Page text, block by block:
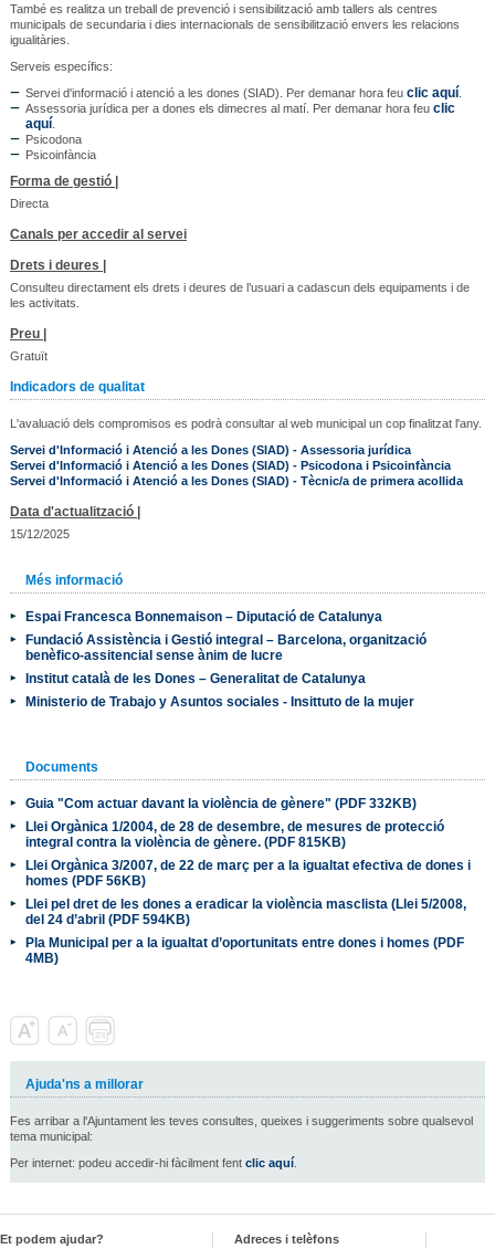
També es realitza un treball de prevenció i sensibilització amb tallers als centres
municipals de secundaria i dies internacionals de sensibilització envers les relacions
igualitàries.
Serveis específics:
Servei d'informació i atenció a les dones (SIAD). Per demanar hora feu clic aquí.
Assessoria jurídica per a dones els dimecres al matí. Per demanar hora feu clic
aquí.
Psicodona
Psicoinfància
Forma de gestió |
Directa
Canals per accedir al servei
Drets i deures |
Consulteu directament els drets i deures de l’usuari a cadascun dels equipaments i de
les activitats.
Preu |
Gratuït
Indicadors de qualitat
L'avaluació dels compromisos es podrà consultar al web municipal un cop finalitzat l'any.
Servei d'Informació i Atenció a les Dones (SIAD) - Assessoria jurídica
Servei d'Informació i Atenció a les Dones (SIAD) - Psicodona i Psicoinfància
Servei d'Informació i Atenció a les Dones (SIAD) - Tècnic/a de primera acollida
Data d'actualització |
15/12/2025
Més informació
Espai Francesca Bonnemaison – Diputació de Catalunya
Fundació Assistència i Gestió integral – Barcelona, organització
benèfico-assitencial sense ànim de lucre
Institut català de les Dones – Generalitat de Catalunya
Ministerio de Trabajo y Asuntos sociales - Insittuto de la mujer
Documents
Guia "Com actuar davant la violència de gènere" (PDF 332KB)
Llei Orgànica 1/2004, de 28 de desembre, de mesures de protecció
integral contra la violència de gènere. (PDF 815KB)
Llei Orgànica 3/2007, de 22 de març per a la igualtat efectiva de dones i
homes (PDF 56KB)
Llei pel dret de les dones a eradicar la violència masclista (Llei 5/2008,
del 24 d’abril (PDF 594KB)
Pla Municipal per a la igualtat d’oportunitats entre dones i homes (PDF
4MB)
Ajuda'ns a millorar
Fes arribar a l'Ajuntament les teves consultes, queixes i suggeriments sobre qualsevol
tema municipal:
Per internet: podeu accedir-hi fàcilment fent clic aquí.
Et podem ajudar?
Adreces i telèfons